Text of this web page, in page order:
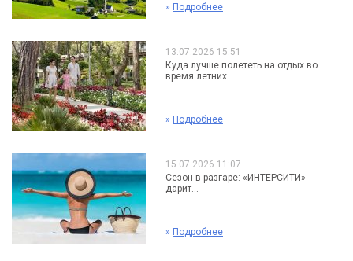
» Подробнее
13.07.2026 15:51
Куда лучше полететь на отдых во
время летних...
» Подробнее
15.07.2026 11:07
Сезон в разгаре: «ИНТЕРСИТИ»
дарит...
» Подробнее